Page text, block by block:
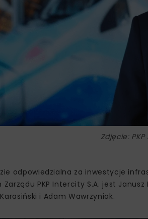
Zdjęcie:
odpowiedzialna za inwestycje
Zarządu PKP Intercity S.A. jest
i Adam Wawrzyniak.